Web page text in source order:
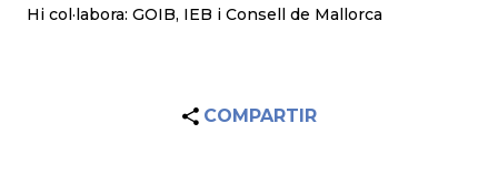
Hi col·labora: GOIB, IEB i Consell de Mallorca
COMPARTIR